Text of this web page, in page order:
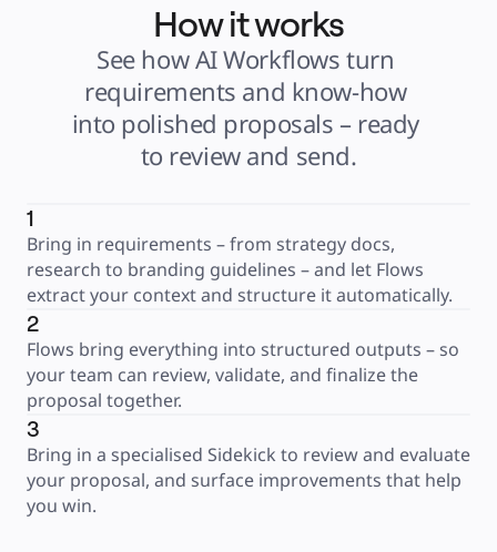
How it works
See how AI Workflows turn
requirements and know-how
into polished proposals – ready
to review and send.
1
Bring in requirements – from strategy docs,
research to branding guidelines – and let Flows
extract your context and structure it automatically.
2
Flows bring everything into structured outputs – so
your team can review, validate, and finalize the
proposal together.
3
Bring in a specialised Sidekick to review and evaluate
your proposal, and surface improvements that help
you win.